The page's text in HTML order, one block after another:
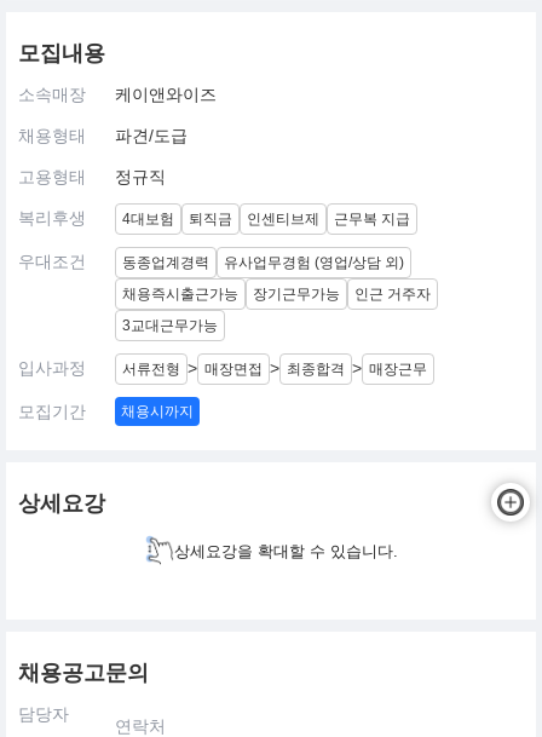
모집내용
소속매장 케이앤와이즈
채용형태 파견/도급
고용형태 정규직
복리후생 4대보험 퇴직금 인센티브제 근무복 지급
우대조건 동종업계경력
유사업무경험 (영업/상담 외)
채용즉시출근가능
장기근무가능
인근 거주자
3교대근무가능
입사과정 서류전형 > 매장면접 > 최종합격 > 매장근무
모집기간 채용시까지
상세요강
상세요강을 확대할 수 있습니다.
채용공고문의
담당자
연락처